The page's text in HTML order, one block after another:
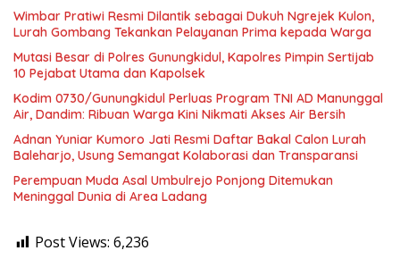
Wimbar Pratiwi Resmi Dilantik sebagai Dukuh Ngrejek Kulon,
Lurah Gombang Tekankan Pelayanan Prima kepada Warga
Mutasi Besar di Polres Gunungkidul, Kapolres Pimpin Sertijab
10 Pejabat Utama dan Kapolsek
Kodim 0730/Gunungkidul Perluas Program TNI AD Manunggal
Air, Dandim: Ribuan Warga Kini Nikmati Akses Air Bersih
Adnan Yuniar Kumoro Jati Resmi Daftar Bakal Calon Lurah
Baleharjo, Usung Semangat Kolaborasi dan Transparansi
Perempuan Muda Asal Umbulrejo Ponjong Ditemukan
Meninggal Dunia di Area Ladang
Post Views: 6,236